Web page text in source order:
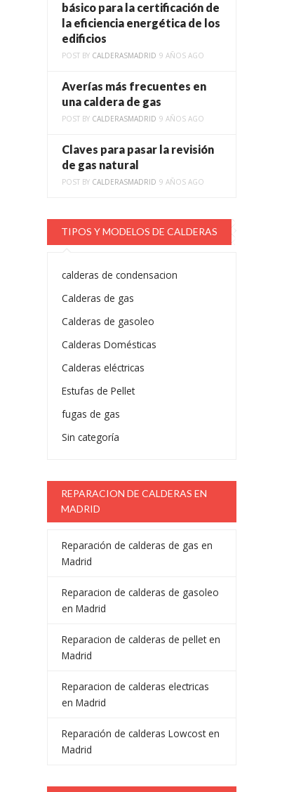
básico para la certificación de
la eficiencia energética de los
edificios
POST BY CALDERASMADRID 9 AÑOS AGO
Averías más frecuentes en
una caldera de gas
POST BY CALDERASMADRID 9 AÑOS AGO
Claves para pasar la revisión
de gas natural
POST BY CALDERASMADRID 9 AÑOS AGO
TIPOS Y MODELOS DE CALDERAS
calderas de condensacion
Calderas de gas
Calderas de gasoleo
Calderas Domésticas
Calderas eléctricas
Estufas de Pellet
fugas de gas
Sin categoría
REPARACION DE CALDERAS EN
MADRID
Reparación de calderas de gas en
Madrid
Reparacion de calderas de gasoleo
en Madrid
Reparacion de calderas de pellet en
Madrid
Reparacion de calderas electricas
en Madrid
Reparación de calderas Lowcost en
Madrid